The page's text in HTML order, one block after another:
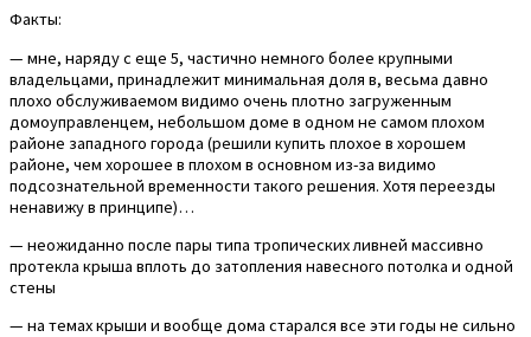
Факты:
— мне, наряду с еще 5, частично немного более крупными
владельцами, принадлежит минимальная доля в, весьма давно
плохо обслуживаемом видимо очень плотно загруженным
домоуправленцем, небольшом доме в одном не самом плохом
районе западного города (решили купить плохое в хорошем
районе, чем хорошее в плохом в основном из-за видимо
подсознательной временности такого решения. Хотя переезды
ненавижу в принципе)…
— неожиданно после пары типа тропических ливней массивно
протекла крыша вплоть до затопления навесного потолка и одной
стены
— на темах крыши и вообще дома старался все эти годы не сильно